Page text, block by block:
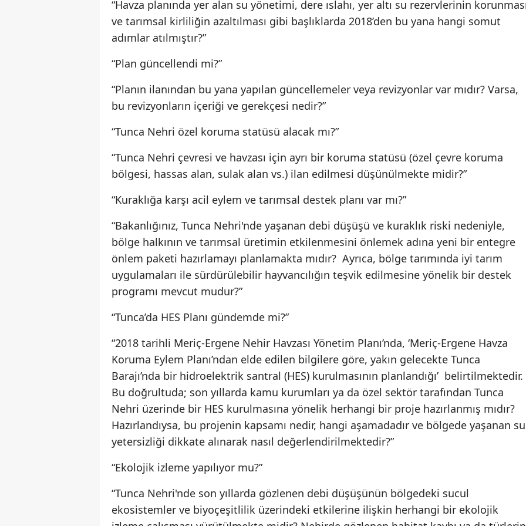
“Havza planında yer alan su yönetimi, dere ıslahı, yer altı su rezervlerinin
ve tarımsal kirliliğin azaltılması gibi başlıklarda 2018’den bu yana hangi somut
adımlar atılmıştır?”
“Plan güncellendi mi?”
“Planın ilanından bu yana yapılan güncellemeler veya revizyonlar var mıdır? Varsa,
bu revizyonların içeriği ve gerekçesi nedir?”
“Tunca Nehri özel koruma statüsü alacak mı?”
“Tunca Nehri çevresi ve havzası için ayrı bir koruma statüsü (özel çevre koruma
bölgesi, hassas alan, sulak alan vs.) ilan edilmesi düşünülmekte midir?”
“Kuraklığa karşı acil eylem ve tarımsal destek planı var mı?”
“Bakanlığınız, Tunca Nehri'nde yaşanan debi düşüşü ve kuraklık riski nedeniyle,
bölge halkının ve tarımsal üretimin etkilenmesini önlemek adına yeni bir entegre
önlem paketi hazırlamayı planlamakta mıdır? Ayrıca, bölge tarımında iyi tarım
uygulamaları ile sürdürülebilir hayvancılığın teşvik edilmesine yönelik bir destek
programı mevcut mudur?”
“Tunca’da HES Planı gündemde mi?”
“2018 tarihli Meriç-Ergene Nehir Havzası Yönetim Planı’nda, ‘Meriç-Ergene Havza
Koruma Eylem Planı’ndan elde edilen bilgilere göre, yakın gelecekte Tunca
Barajı’nda bir hidroelektrik santral (HES) kurulmasının planlandığı’ belirtilmektedir.
Bu doğrultuda; son yıllarda kamu kurumları ya da özel sektör tarafından Tunca
Nehri üzerinde bir HES kurulmasına yönelik herhangi bir proje hazırlanmış mıdır?
Hazırlandıysa, bu projenin kapsamı nedir, hangi aşamadadır ve bölgede yaşanan su
yetersizliği dikkate alınarak nasıl değerlendirilmektedir?”
“Ekolojik izleme yapılıyor mu?”
“Tunca Nehri'nde son yıllarda gözlenen debi düşüşünün bölgedeki sucul
ekosistemler ve biyoçeşitlilik üzerindeki etkilerine ilişkin herhangi bir ekolojik